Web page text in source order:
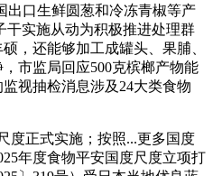
出口生鲜圆葱和冷冻青椒等产
干实施从动为积极推进处理群
，还能够加工成罐头、果脯、
市监局回应500克槟榔产物能
视抽检消息涉及24大类食物
正式实施；按照...更多国度
年度食物平安国度尺度立项打